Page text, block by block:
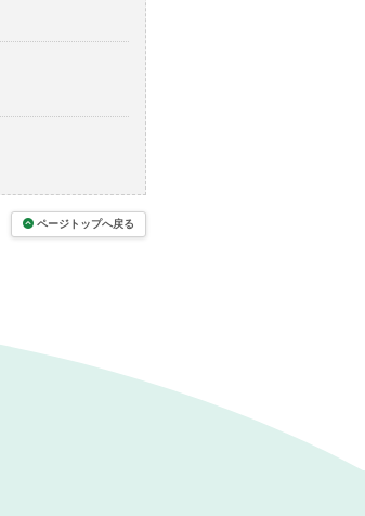
ページトップへ戻る